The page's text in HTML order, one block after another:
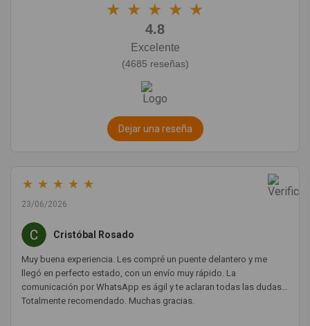
★ ★ ★ ★ ★
4.8
Excelente
(4685 reseñas)
Dejar una reseña
★ ★ ★ ★ ★
23/06/2026
Cristóbal Rosado
Muy buena experiencia. Les compré un puente delantero y me
llegó en perfecto estado, con un envío muy rápido. La
comunicación por WhatsApp es ágil y te aclaran todas las dudas.
Totalmente recomendado. Muchas gracias.